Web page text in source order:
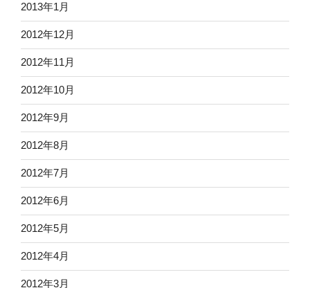
2013年1月
2012年12月
2012年11月
2012年10月
2012年9月
2012年8月
2012年7月
2012年6月
2012年5月
2012年4月
2012年3月